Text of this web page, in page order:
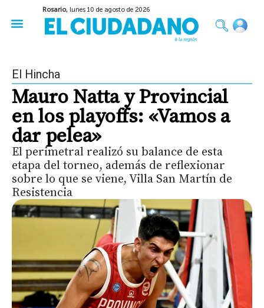
Rosario,lunes 10 de agosto de 2026
El Hincha
Mauro Natta y Provincial
en los playoffs: «Vamos a
dar pelea»
El perimetral realizó su balance de esta
etapa del torneo, además de reflexionar
sobre lo que se viene, Villa San Martín de
Resistencia